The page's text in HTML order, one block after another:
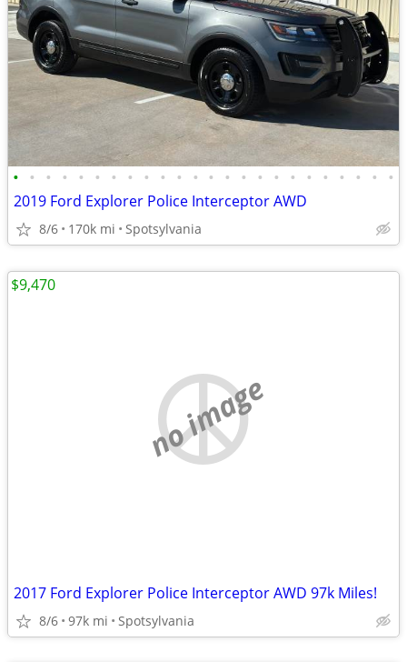
• • • • • • • • • • • • • • • • • • • • • • • •
2019 Ford Explorer Police Interceptor AWD
8/6 170k mi Spotsylvania
no image
2017 Ford Explorer Police Interceptor AWD 97k Miles!
8/6 97k mi Spotsylvania
$9,470